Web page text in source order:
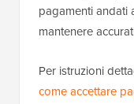
pagamenti andati
mantenere
Per istruzioni
come accettare